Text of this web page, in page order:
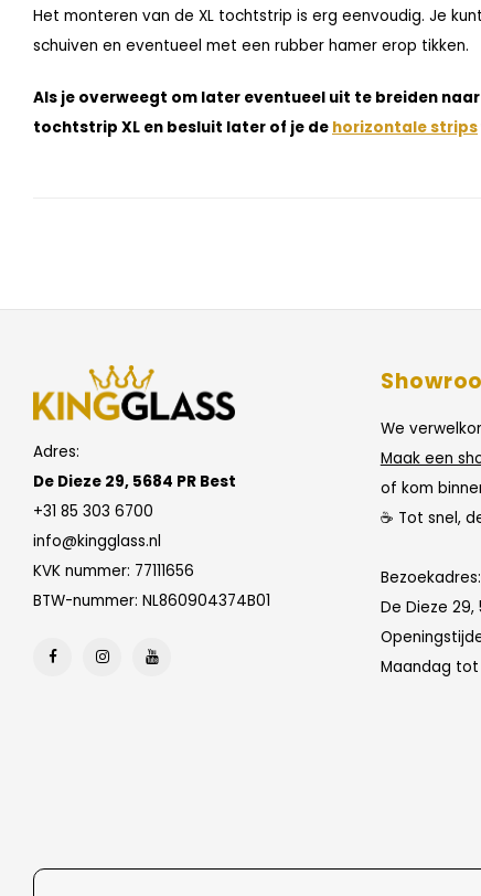
Het monteren van de XL tochtstrip is erg eenvoudig. Je
schuiven en eventueel met een rubber hamer erop tikken.
Als je overweegt om later eventueel uit te breiden naar
tochtstrip XL en besluit later of je de horizontale strips
Adres:
De Dieze 29, 5684 PR Best
+31 85 303 6700
info@kingglass.nl
KVK nummer: 77111656
BTW-nummer: NL860904374B01
We
Maak een
of kom
☕ Tot snel,
Bezoekadres:
De Dieze 29,
Maandag tot